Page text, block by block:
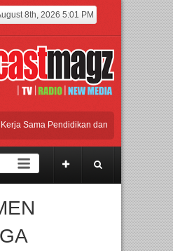
8th, 2026 5:01 PM
Pendidikan dan Riset untuk Cetak
dari Seluruh Dunia, IBTE 2026 Siap